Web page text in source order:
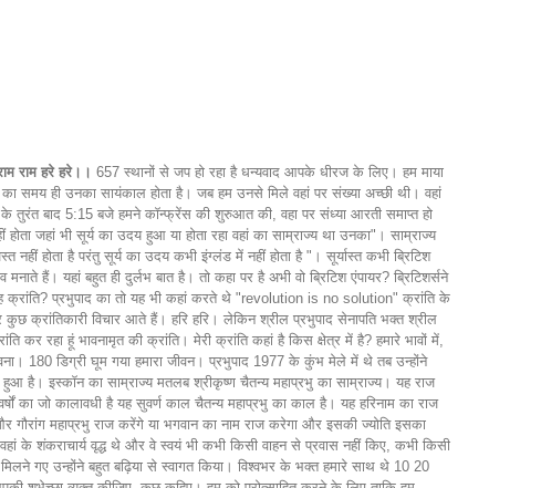
राम हरे हरे।। 657 स्थानों से जप हो रहा है धन्यवाद आपके धीरज के लिए। हम माया
समय ही उनका सायंकाल होता है। जब हम उनसे मिले वहां पर संख्या अच्छी थी। वहां
तुरंत बाद 5:15 बजे हमने कॉन्फ्रेंस की शुरुआत की, वहा पर संध्या आरती समाप्त हो
जहां भी सूर्य का उदय हुआ या होता रहा वहां का साम्राज्य था उनका"। साम्राज्य
होता है परंतु सूर्य का उदय कभी इंग्लंड में नहीं होता है "। सूर्यास्त कभी ब्रिटिश
हैं। यहां बहुत ही दुर्लभ बात है। तो कहा पर है अभी वो ब्रिटिश एंपायर? ब्रिटिशर्सने
क्रांति? प्रभुपाद का तो यह भी कहां करते थे "revolution is no solution" क्रांति के
क्रांतिकारी विचार आते हैं। हरि हरि। लेकिन श्रील प्रभुपाद सेनापति भक्त श्रील
रहा हूं भावनामृत की क्रांति। मेरी क्रांति कहां है किस क्षेत्र में है? हमारे भावों में,
180 डिग्री घूम गया हमारा जीवन। प्रभुपाद 1977 के कुंभ मेले में थे तब उन्होंने
है। इस्कॉन का साम्राज्य मतलब श्रीकृष्ण चैतन्य महाप्रभु का साम्राज्य। यह राज
जो कालावधी है यह सुवर्ण काल चैतन्य महाप्रभु का काल है। यह हरिनाम का राज
गौरांग महाप्रभु राज करेंगे या भगवान का नाम राज करेगा और इसकी ज्योति इसका
के शंकराचार्य वृद्ध थे और वे स्वयं भी कभी किसी वाहन से प्रवास नहीं किए, कभी किसी
गए उन्होंने बहुत बढ़िया से स्वागत किया। विश्वभर के भक्त हमारे साथ थे 10 20